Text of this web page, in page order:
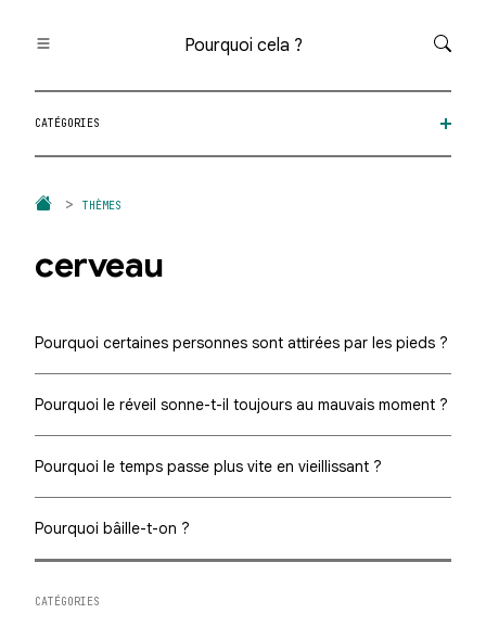
Pourquoi cela ?
Toutes les questions
Catégories
Question au hasard
CATÉGORIES
THÈMES
cerveau
Pourquoi certaines personnes sont attirées par les pieds ?
Pourquoi le réveil sonne-t-il toujours au mauvais moment ?
Pourquoi le temps passe plus vite en vieillissant ?
Pourquoi bâille-t-on ?
CATÉGORIES